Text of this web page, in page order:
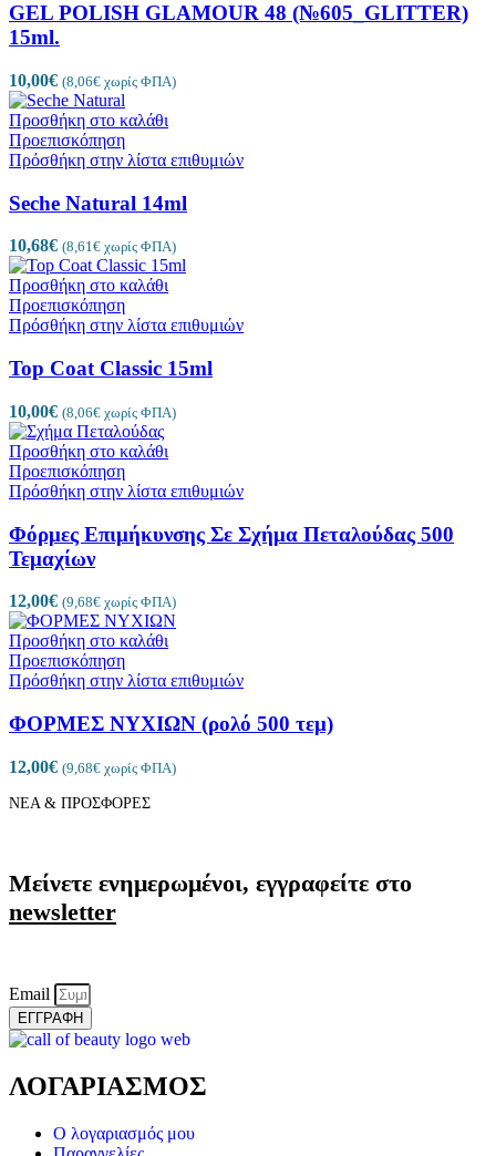
GEL POLISH GLAMOUR 48 (№605_GLITTER)
15ml.
10,00€ (8,06€ χωρίς ΦΠΑ)
Προσθήκη στο καλάθι
Προεπισκόπηση
Πρόσθήκη στην λίστα επιθυμιών
Seche Natural 14ml
10,68€ (8,61€ χωρίς ΦΠΑ)
Προσθήκη στο καλάθι
Προεπισκόπηση
Πρόσθήκη στην λίστα επιθυμιών
Top Coat Classic 15ml
10,00€ (8,06€ χωρίς ΦΠΑ)
Προσθήκη στο καλάθι
Προεπισκόπηση
Πρόσθήκη στην λίστα επιθυμιών
Φόρμες Επιμήκυνσης Σε Σχήμα Πεταλούδας 500
Τεμαχίων
12,00€ (9,68€ χωρίς ΦΠΑ)
Προσθήκη στο καλάθι
Προεπισκόπηση
Πρόσθήκη στην λίστα επιθυμιών
ΦΟΡΜΕΣ ΝΥΧΙΩΝ (ρολό 500 τεμ)
12,00€ (9,68€ χωρίς ΦΠΑ)
ΝΕΑ & ΠΡΟΣΦΟΡΕΣ
Μείνετε ενημερωμένοι, εγγραφείτε στο
newsletter
Email
ΕΓΓΡΑΦΗ
ΛΟΓΑΡΙΑΣΜΟΣ
Ο λογαριασμός μου